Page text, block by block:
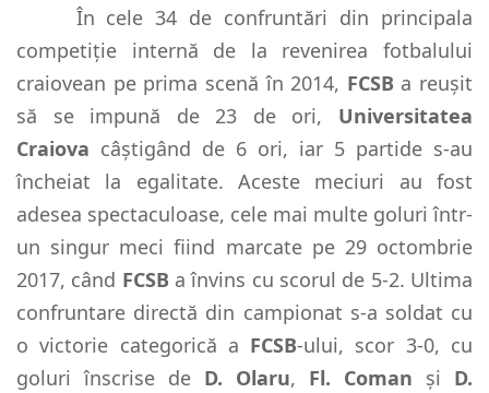
În cele 34 de confruntări din principala
competiție internă de la revenirea fotbalului
craiovean pe prima scenă în 2014, FCSB a reușit
să se impună de 23 de ori, Universitatea
Craiova câștigând de 6 ori, iar 5 partide s-au
încheiat la egalitate. Aceste meciuri au fost
adesea spectaculoase, cele mai multe goluri într-
un singur meci fiind marcate pe 29 octombrie
2017, când FCSB a învins cu scorul de 5-2. Ultima
confruntare directă din campionat s-a soldat cu
o victorie categorică a FCSB-ului, scor 3-0, cu
goluri înscrise de D. Olaru, Fl. Coman și D.